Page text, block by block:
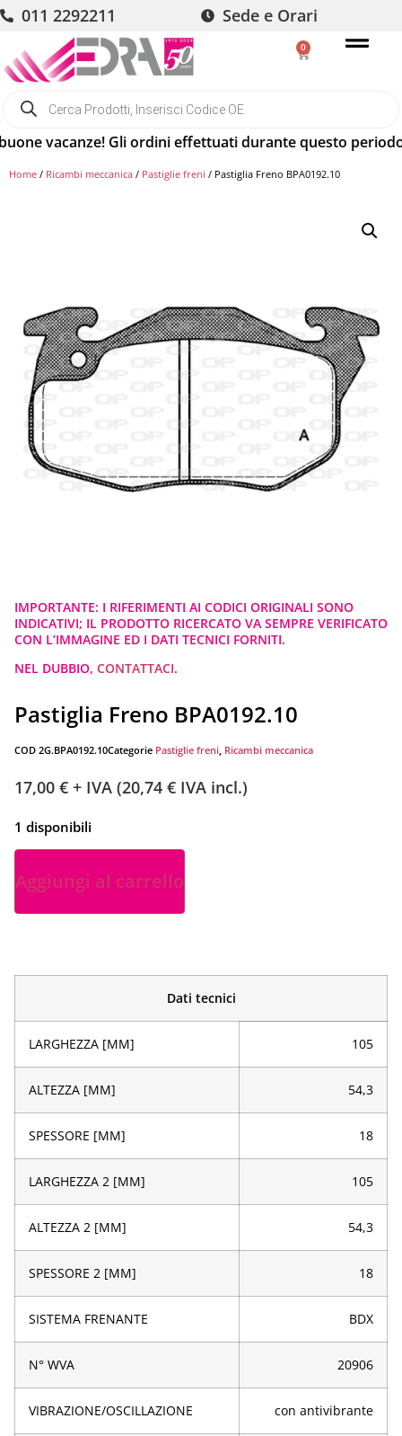
011 2292211 Sede e Orari
0
vacanze! Gli ordini effettuati durante questo periodo
Home / Ricambi meccanica / Pastiglie freni / Pastiglia Freno BPA0192.10
IMPORTANTE: I RIFERIMENTI AI CODICI ORIGINALI SONO
INDICATIVI; IL PRODOTTO RICERCATO VA SEMPRE VERIFICATO
CON L’IMMAGINE ED I DATI TECNICI FORNITI.
NEL DUBBIO, CONTATTACI.
Pastiglia Freno BPA0192.10
COD 2G.BPA0192.10Categorie Pastiglie freni, Ricambi meccanica
17,00 € + IVA (20,74 € IVA incl.)
1 disponibili
Aggiungi al carrello
Dati tecnici
LARGHEZZA [MM] 105
ALTEZZA [MM] 54,3
SPESSORE [MM] 18
LARGHEZZA 2 [MM] 105
ALTEZZA 2 [MM] 54,3
SPESSORE 2 [MM] 18
SISTEMA FRENANTE BDX
N° WVA 20906
VIBRAZIONE/OSCILLAZIONE con antivibrante